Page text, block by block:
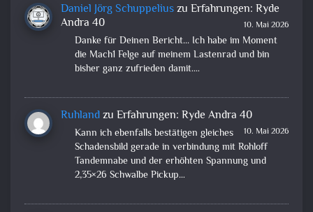
Daniel Jörg Schuppeliuszu Erfahrungen: Ryde
Andra 40
10. Mai 2026
Danke für Deinen Bericht... Ich habe im Moment
die Mach1 Felge auf meinem Lastenrad und bin
bisher ganz zufrieden damit.…
Ruhlandzu Erfahrungen: Ryde Andra 40
10. Mai 2026
Kann ich ebenfalls bestätigen gleiches
Schadensbild gerade in verbindung mit Rohloff
Tandemnabe und der erhöhten Spannung und
2,35×26 Schwalbe Pickup…